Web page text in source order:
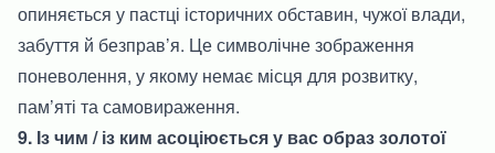
опиняється у пастці історичних обставин, чужої влади,
забуття й безправ’я. Це символічне зображення
поневолення, у якому немає місця для розвитку,
пам’яті та самовираження.
9. Із чим / із ким асоціюється у вас образ золотої